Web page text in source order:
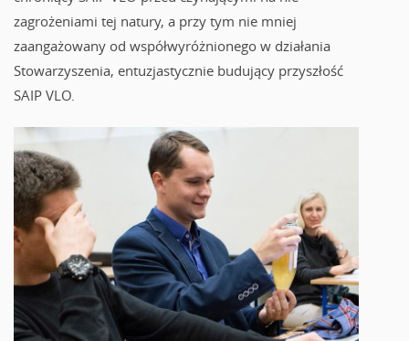
zagrożeniami tej natury, a przy tym nie mniej
zaangażowany od współwyróżnionego w działania
Stowarzyszenia, entuzjastycznie budujący przyszłość
SAIP VLO.